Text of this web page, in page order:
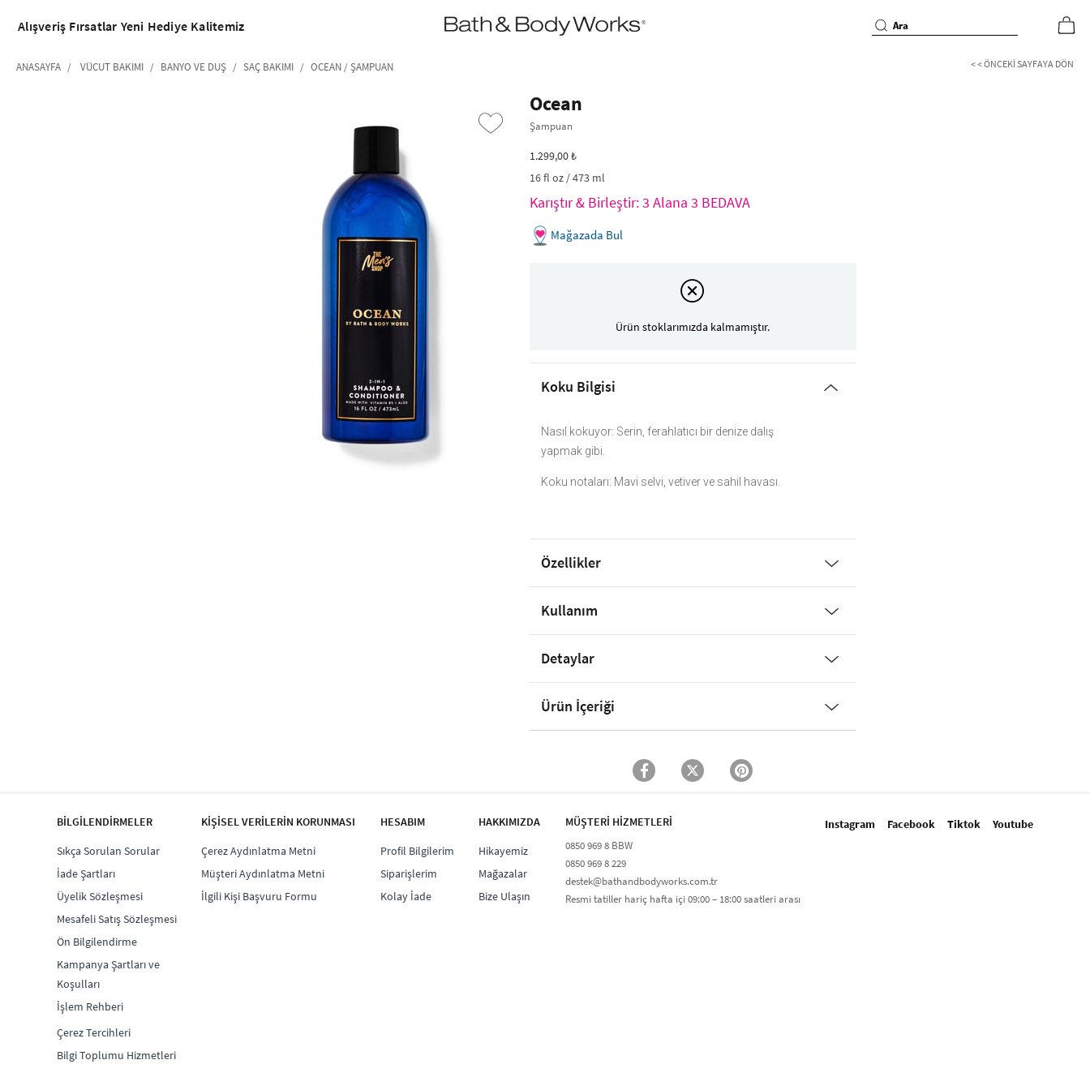
•2200₺ ve Üzeri Kargo Ücretsiz!•
*Promosyon Detayları
Alışveriş Fırsatlar Yeni Hediye Kalitemiz
ANASAYFA VÜCUT BAKIMI BANYO VE DUŞ SAÇ BAKIMI OCEAN / ŞAMPUAN < < ÖNCEKI SAYFAYA DÖN
Ocean
Şampuan
1.299,00 ₺
16 fl oz / 473 ml
Karıştır & Birleştir: 3 Alana 3 BEDAVA
Mağazada Bul
Ürün stoklarımızda kalmamıştır.
Koku Bilgisi
Nasıl kokuyor: Serin, ferahlatıcı bir denize dalış
yapmak gibi.
Koku notaları: Mavi selvi, vetiver ve sahil havası.
Özellikler
Kullanım
Detaylar
Ürün İçeriği
Instagram Facebook Tiktok Youtube
BİLGİLENDİRMELER
Sıkça Sorulan Sorular
İade Şartları
Üyelik Sözleşmesi
Mesafeli Satış Sözleşmesi
Ön Bilgilendirme
Kampanya Şartları ve
Koşulları
İşlem Rehberi
Çerez Tercihleri
Bilgi Toplumu Hizmetleri
KİŞİSEL VERİLERİN KORUNMASI
Çerez Aydınlatma Metni
Müşteri Aydınlatma Metni
İlgili Kişi Başvuru Formu
HESABIM
Profil Bilgilerim
Siparişlerim
Kolay İade
HAKKIMIZDA
Hikayemiz
Mağazalar
Bize Ulaşın
MÜŞTERİ HİZMETLERİ​
0850 969 8 BBW​
0850 969 8 229​​
destek@bathandbodyworks.com.tr
Resmi tatiller hariç hafta içi 09:00 – 18:00 saatleri arası​